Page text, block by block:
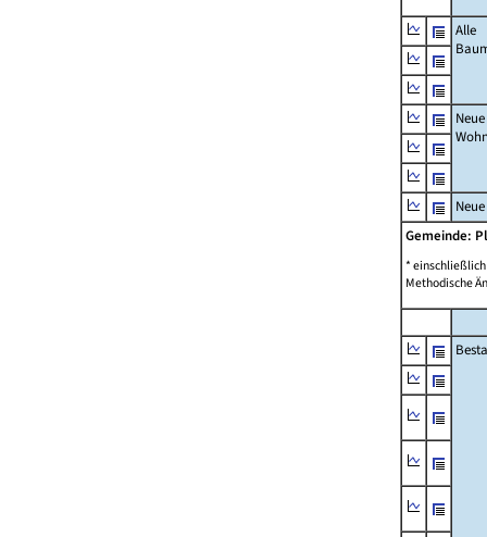
Alle
Neue
Gemeinde:
*
Methodische